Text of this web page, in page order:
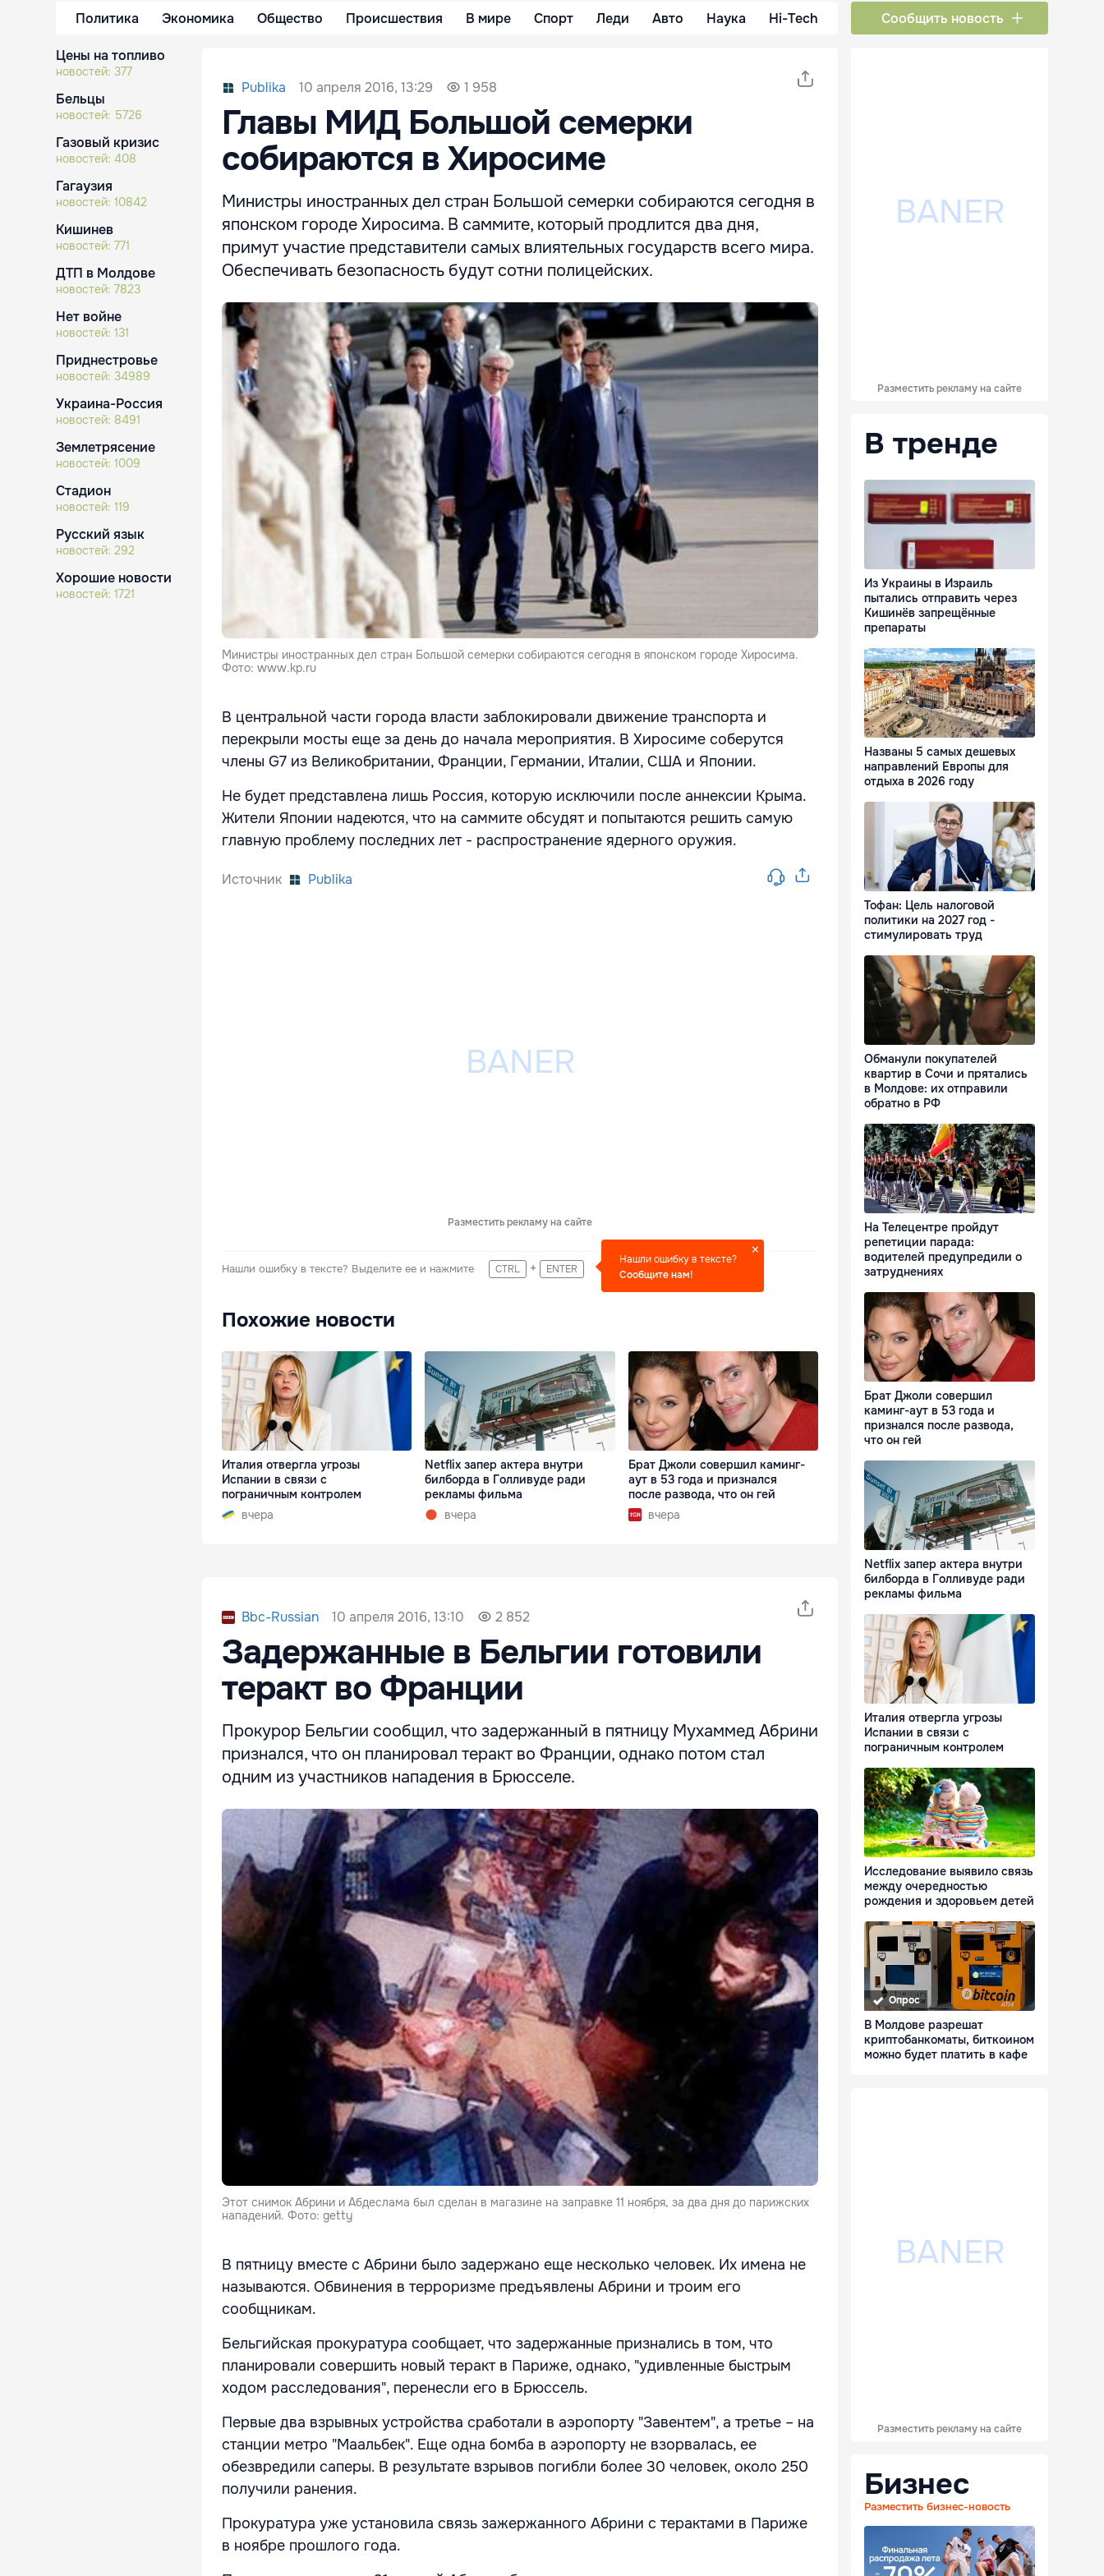
Политика Экономика Общество Происшествия В мире Спорт Леди Авто Наука Hi-Tech Сообщить новость
Цены на топливо
новостей: 377
Бельцы
новостей: 5726
Газовый кризис
новостей: 408
Гагаузия
новостей: 10842
Кишинев
новостей: 771
ДТП в Молдове
новостей: 7823
Нет войне
новостей: 131
Приднестровье
новостей: 34989
Украина-Россия
новостей: 8491
Землетрясение
новостей: 1009
Стадион
новостей: 119
Русский язык
новостей: 292
Хорошие новости
новостей: 1721
Publika 10 апреля 2016, 13:29 1 958
Главы МИД Большой семерки
собираются в Хиросиме
Министры иностранных дел стран Большой семерки собираются сегодня в
японском городе Хиросима. В саммите, который продлится два дня,
примут участие представители самых влиятельных государств всего мира.
Обеспечивать безопасность будут сотни полицейских.
Министры иностранных дел стран Большой семерки собираются сегодня в японском городе Хиросима.
Фото: www.kp.ru
В центральной части города власти заблокировали движение транспорта и
перекрыли мосты еще за день до начала мероприятия. В Хиросиме соберутся
члены G7 из Великобритании, Франции, Германии, Италии, США и Японии.
Не будет представлена лишь Россия, которую исключили после аннексии Крыма.
Жители Японии надеются, что на саммите обсудят и попытаются решить самую
главную проблему последних лет - распространение ядерного оружия.
Источник Publika
Разместить рекламу на сайте
Нашли ошибку в тексте? Выделите ее и нажмите CTRL + ENTER
Нашли ошибку в тексте?
Сообщите нам!
Похожие новости
Италия отвергла угрозы
Испании в связи с
пограничным контролем
вчера
Netflix запер актера внутри
билборда в Голливуде ради
рекламы фильма
вчера
Брат Джоли совершил каминг-
аут в 53 года и признался
после развода, что он гей
вчера
Bbc-Russian 10 апреля 2016, 13:10 2 852
Задержанные в Бельгии готовили
теракт во Франции
Прокурор Бельгии сообщил, что задержанный в пятницу Мухаммед Абрини
признался, что он планировал теракт во Франции, однако потом стал
одним из участников нападения в Брюсселе.
Этот снимок Абрини и Абдеслама был сделан в магазине на заправке 11 ноября, за два дня до парижских
нападений. Фото: getty
В пятницу вместе с Абрини было задержано еще несколько человек. Их имена не
называются. Обвинения в терроризме предъявлены Абрини и троим его
сообщникам.
Бельгийская прокуратура сообщает, что задержанные признались в том, что
планировали совершить новый теракт в Париже, однако, "удивленные быстрым
ходом расследования", перенесли его в Брюссель.
Первые два взрывных устройства сработали в аэропорту "Завентем", а третье – на
станции метро "Маальбек". Еще одна бомба в аэропорту не взорвалась, ее
обезвредили саперы. В результате взрывов погибли более 30 человек, около 250
получили ранения.
Прокуратура уже установила связь зажержанного Абрини с терактами в Париже
в ноябре прошлого года.
Разместить рекламу на сайте
В тренде
Из Украины в Израиль
пытались отправить через
Кишинёв запрещённые
препараты
Названы 5 самых дешевых
направлений Европы для
отдыха в 2026 году
Тофан: Цель налоговой
политики на 2027 год -
стимулировать труд
Обманули покупателей
квартир в Сочи и прятались
в Молдове: их отправили
обратно в РФ
На Телецентре пройдут
репетиции парада:
водителей предупредили о
затруднениях
Брат Джоли совершил
каминг-аут в 53 года и
признался после развода,
что он гей
Netflix запер актера внутри
билборда в Голливуде ради
рекламы фильма
Италия отвергла угрозы
Испании в связи с
пограничным контролем
Исследование выявило связь
между очередностью
рождения и здоровьем детей
Опрос
В Молдове разрешат
криптобанкоматы, биткоином
можно будет платить в кафе
Разместить рекламу на сайте
Бизнес
Разместить бизнес-новость